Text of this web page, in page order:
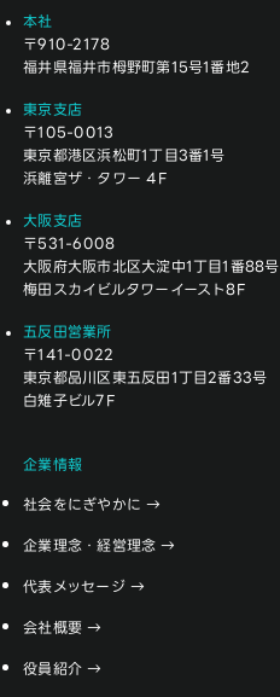
本社
〒910-2178
福井県福井市栂野町第15号1番地2
東京支店
〒105-0013
東京都港区浜松町1丁目3番1号
浜離宮ザ・タワー 4F
大阪支店
〒531-6008
大阪府大阪市北区大淀中1丁目1番88号
梅田スカイビルタワーイースト8F
五反田営業所
〒141-0022
東京都品川区東五反田1丁目2番33号
白雉子ビル7F
企業情報
社会をにぎやかに
企業理念・経営理念
代表メッセージ
会社概要
役員紹介